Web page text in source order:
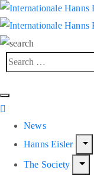
News
Hanns Eisler
The Society